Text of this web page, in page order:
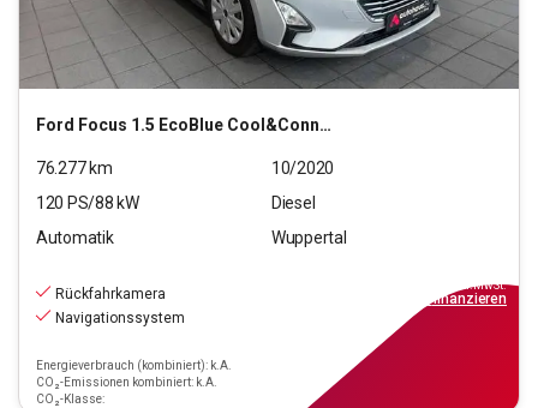
Ford Focus 1.5 EcoBlue Cool&Connect S/S (EURO 6d)
76.277km
10/2020
120 PS/88 kW
Diesel
Automatik
Wuppertal
Rückfahrkamera
Navigationssystem
Energieverbrauch (kombiniert): k.A.
CO₂-Emissionen kombiniert: k.A.
CO₂-Klasse:
inkl.MwSt.
finanzieren